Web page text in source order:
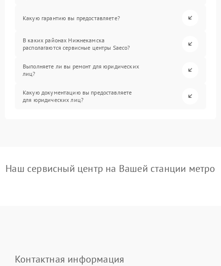
Какую гарантию вы предоставляете?
В каких районах Нижнекамска
располагаются сервисные центры Saeco?
Выполняете ли вы ремонт для юридических
лиц?
Какую документацию вы предоставляете
для юридических лиц?
Наш сервисный центр на Вашей станции метро
Контактная информация